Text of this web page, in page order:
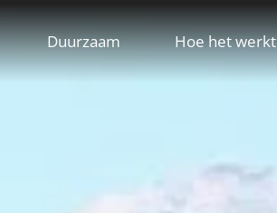
Duurzaam Hoe het werkt